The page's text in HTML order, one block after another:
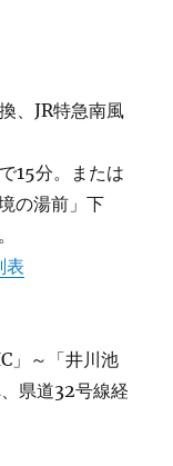
、JR特急南風
15分。または
の湯前」下
表
」～「井川池
県道32号線経